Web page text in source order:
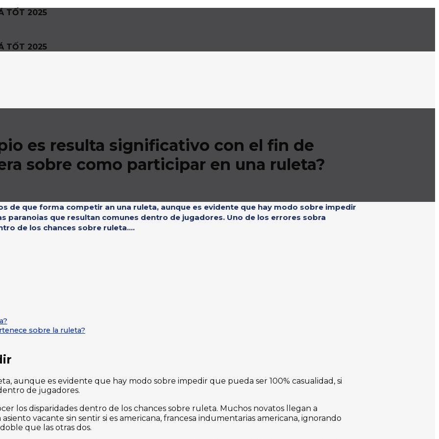
TỐT 2025
TỐT 2025
es resulta significativo con el fin de
sobre como participar en una ruleta?
de que forma competir an una ruleta, aunque es evidente que hay modo sobre impedir
paranoias que resultan comunes dentro de jugadores. Uno de los errores sobra
de los chances sobre ruleta....
sobre la ruleta?
aunque es evidente que hay modo sobre impedir que pueda ser 100% casualidad, si
de jugadores.
los disparidades dentro de los chances sobre ruleta. Muchos novatos llegan a
vacante sin sentir si es americana, francesa indumentarias americana, ignorando
que las otras dos.